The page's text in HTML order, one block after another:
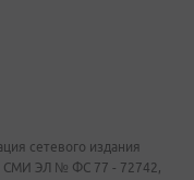
сетевого издания
СМИ ЭЛ № ФС 77 - 72742,